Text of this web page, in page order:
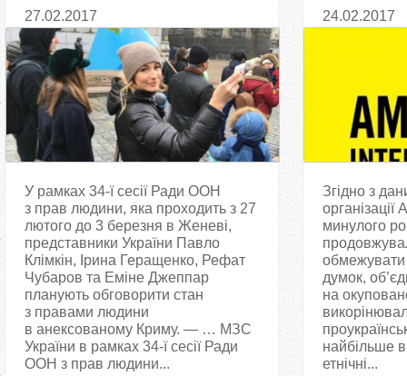
27.02.2017
У рамках 34-ї сесії Ради ООН
з прав людини, яка проходить з 27
лютого до 3 березня в Женеві,
представники України Павло
Клімкін, Ірина Геращенко, Рефат
Чубаров та Еміне Джеппар
планують обговорити стан
з правами людини
в анексованому Криму. — … МЗС
України в рамках 34-ї сесії Ради
ООН з прав людини...
24.02.2017
Згідно з
минулого
думок,
на
найбільше
етнічні...